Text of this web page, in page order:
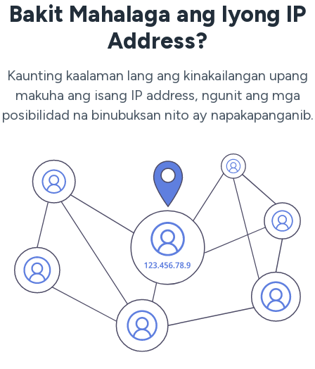
Bakit Mahalaga ang Iyong IP
Address?
Kaunting kaalaman lang ang kinakailangan upang
makuha ang isang IP address, ngunit ang mga
posibilidad na binubuksan nito ay napakapanganib.